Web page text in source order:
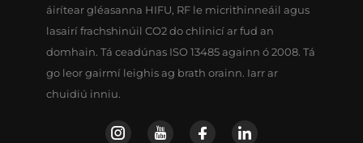
áirítear gléasanna HIFU, RF le micrithinneáil agus
lasairí frachshinúil CO2 do chlinicí ar fud an
domhain. Tá ceadúnas ISO 13485 againn ó 2008. Tá
go leor gairmí leighis ag brath orainn. Iarr ar
chuidiú inniu.